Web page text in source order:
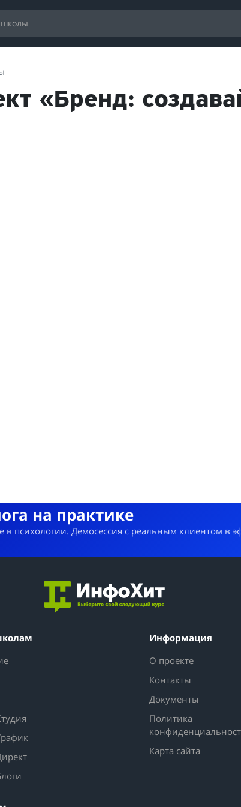
«Бренд:
на практике
в психологии. Демосессия с реальным клиентом в
Информация
О проекте
Контакты
Документы
Политика
Карта сайта